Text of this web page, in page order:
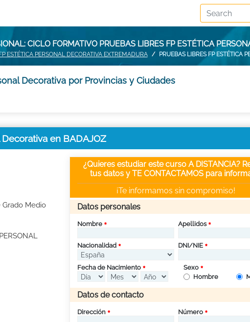
CICLO FORMATIVO PRUEBAS LIBRES FP ESTÉTICA
ESTÉTICA PERSONAL DECORATIVA EXTREMADURA PRUEBAS LIBRES FP ESTÉTICA
Decorativa por Provincias y Ciudades
en BADAJOZ
Grado Medio
¿Quieres estudiar este curso A DISTANCIA?
tus datos y TE CONTACTAMOS para
¡Te informamos sin compromiso!
Datos personales
Nombre Apellidos
Nacionalidad DNI/NIE
Fecha de Nacimiento
Sexo
Hombre
Datos de contacto
Dirección Número